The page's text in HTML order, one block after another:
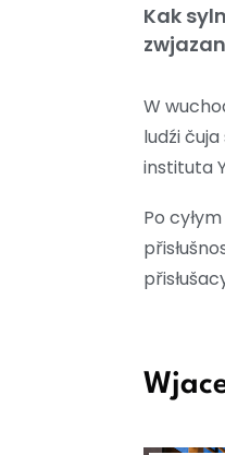
Kak
W
ludźi
instituta
Po